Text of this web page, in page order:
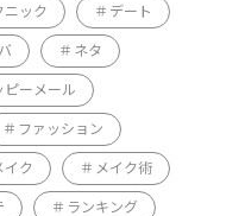
ニック デート
ネタ
ピーメール
ファッション
イク メイク術
ランキング